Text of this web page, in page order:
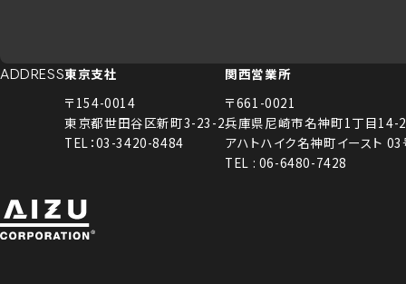
ADDRESS東京支社
〒154-0014
東京都世田谷区新町3-23-2
TEL：03-3420-8484
関西営業所
〒661-0021
兵庫県尼崎市名神町1丁目14-
アハトハイク名神町イースト 03
TEL : 06-6480-7428